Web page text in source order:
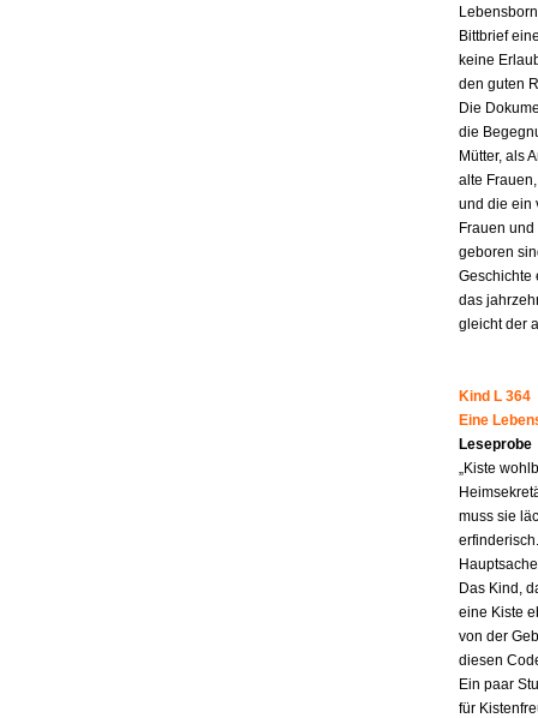
Bittbrief
keine
den guten
Die
die
Mütter, als
alte
und die ein
Frauen
geboren
Geschichte
das
gleicht der
Kind L 364
Eine
Leseprobe
„Kiste
muss sie
Das Kind,
eine Kiste
von der
diesen
Ein paar
für